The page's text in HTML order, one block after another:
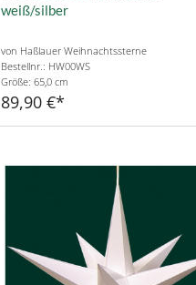
weiß/silber
von Haßlauer Weihnachtssterne
Bestellnr.: HW00WS
Größe: 65,0 cm
89,90 €